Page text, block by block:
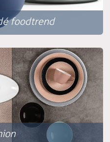
foodtrend